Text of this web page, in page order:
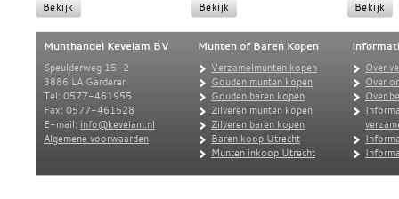
Munthandel Kevelam BV
Speulderweg 15-2
3886 LA Garderen
Tel: 0577-461955
Fax: 0577-461528
E-mail: info@kevelam.nl
Algemene voorwaarden
Munten of Baren Kopen
Verzamelmunten kopen
Gouden munten kopen
Gouden baren kopen
Zilveren munten kopen
Zilveren baren kopen
Baren koop Utrecht
Munten inkoop Utrecht
Over
Over
Over